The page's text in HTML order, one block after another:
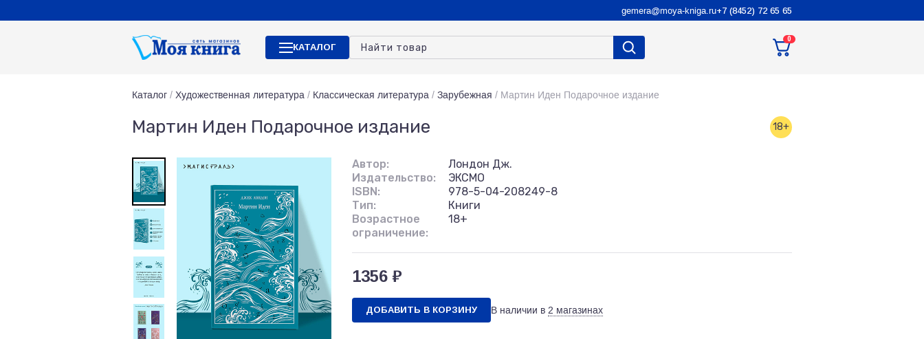
gemera@moya-kniga.ru+7 (8452) 72 65 65
КАТАЛОГ
0
Каталог / Художественная литература / Классическая литература / Зарубежная / Мартин Иден Подарочное издание
Мартин Иден Подарочное издание 18+
Автор:
Лондон Дж.
Издательство:
ЭКСМО
ISBN:
978-5-04-208249-8
Тип:
Книги
Возрастное
ограничение:
18+
1356 ₽
ДОБАВИТЬ В КОРЗИНУ В наличии в 2 магазинах